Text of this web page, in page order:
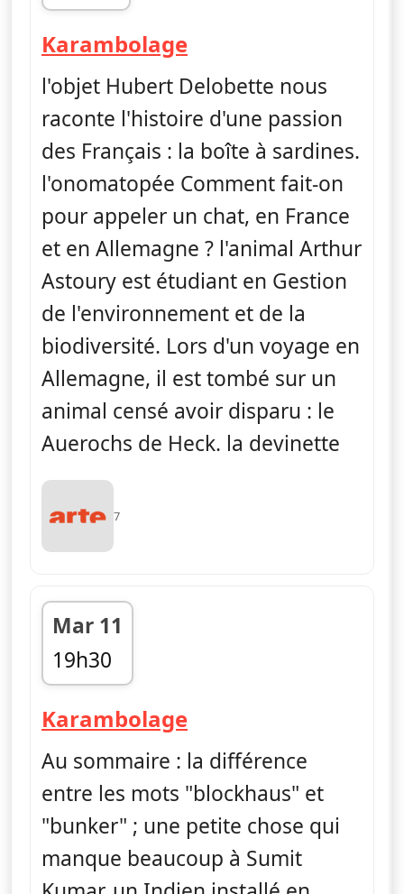
fin 19h45
Karambolage— Karambolage
l'objet Hubert Delobette nous
raconte l'histoire d'une passion
des Français : la boîte à sardines.
l'onomatopée Comment fait-on
pour appeler un chat, en France
et en Allemagne ? l'animal Arthur
Astoury est étudiant en Gestion
de l'environnement et de la
biodiversité. Lors d'un voyage en
Allemagne, il est tombé sur un
animal censé avoir disparu : le
Auerochs de Heck. la devinette
7
Mar 11
19h30
fin 19h45
Karambolage— Karambolage
Au sommaire : la différence
entre les mots "blockhaus" et
"bunker" ; une petite chose qui
manque beaucoup à Sumit